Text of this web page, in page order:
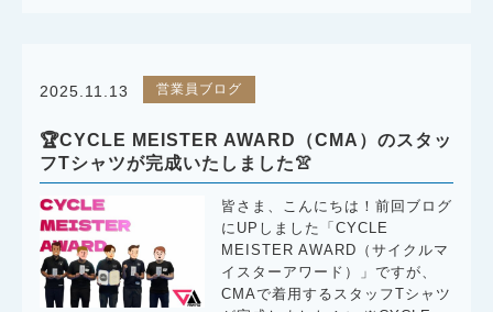
2025.11.13 営業員ブログ
🏆CYCLE MEISTER AWARD（CMA）のスタッ
フTシャツが完成いたしました👚
皆さま、こんにちは！前回ブログ
にUPしました「CYCLE
MEISTER AWARD（サイクルマ
イスターアワード）」ですが、
CMAで着用するスタッフTシャツ